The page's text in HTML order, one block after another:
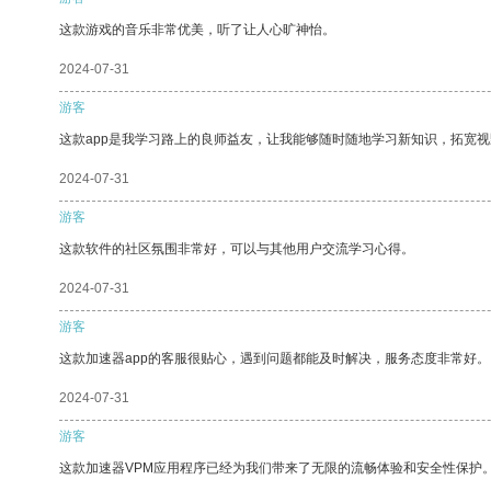
这款游戏的音乐非常优美，听了让人心旷神怡。
2024-07-31
游客
这款app是我学习路上的良师益友，让我能够随时随地学习新知识，拓宽
2024-07-31
游客
这款软件的社区氛围非常好，可以与其他用户交流学习心得。
2024-07-31
游客
这款加速器app的客服很贴心，遇到问题都能及时解决，服务态度非常好。
2024-07-31
游客
这款加速器VPM应用程序已经为我们带来了无限的流畅体验和安全性保护